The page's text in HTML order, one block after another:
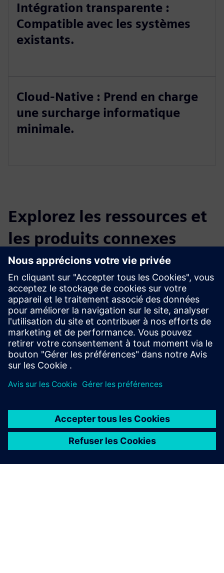
Intégration transparente :
Compatible avec les systèmes
existants.
Cloud-Native : Prend en charge
une surcharge informatique
minimale.
Explorez les ressources et
les produits connexes
Renseignements et ressources
supplémentaires
CLEVR Gestion des opérations de fabrication
Conditions préalables